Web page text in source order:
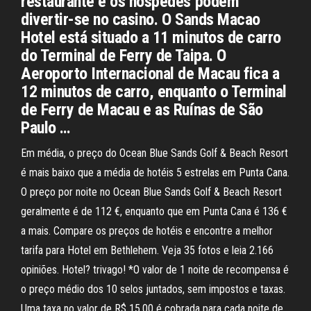
divertir-se no casino. O Sands Macao
Hotel está situado a 11 minutos de carro
do Terminal de Ferry de Taipa. O
Aeroporto Internacional de Macau fica a
12 minutos de carro, enquanto o Terminal
de Ferry de Macau e as Ruínas de São
Paulo …
Em média, o preço do Ocean Blue Sands Golf & Beach Resort
é mais baixo que a média de hotéis 5 estrelas em Punta Cana.
O preço por noite no Ocean Blue Sands Golf & Beach Resort
geralmente é de 112 €, enquanto que em Punta Cana é 136 €
a mais. Compare os preços de hotéis e encontre a melhor
tarifa para Hotel em Bethlehem. Veja 35 fotos e leia 2.166
opiniões. Hotel? trivago! *O valor de 1 noite de recompensa é
o preço médio dos 10 selos juntados, sem impostos e taxas.